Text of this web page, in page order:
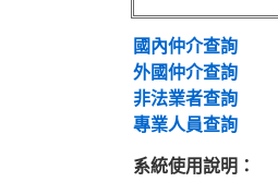
國內仲介查詢
外國仲介查詢
非法業者查詢
專業人員查詢
系統使用說明：